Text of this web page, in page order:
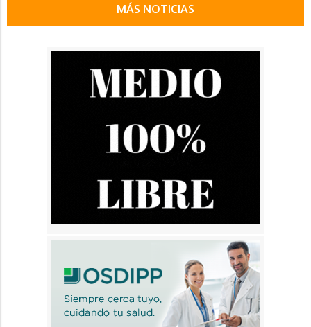
MÁS NOTICIAS